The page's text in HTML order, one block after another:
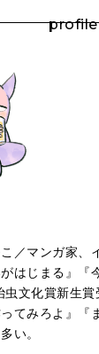
北海道 おいしく
年8月号『お茶の
ローカルが 教
座 トレンドが
号「“大好き”に
profile
／マンガ家、
はじまる』『
虫文化賞新生
てみろよ』『
い。